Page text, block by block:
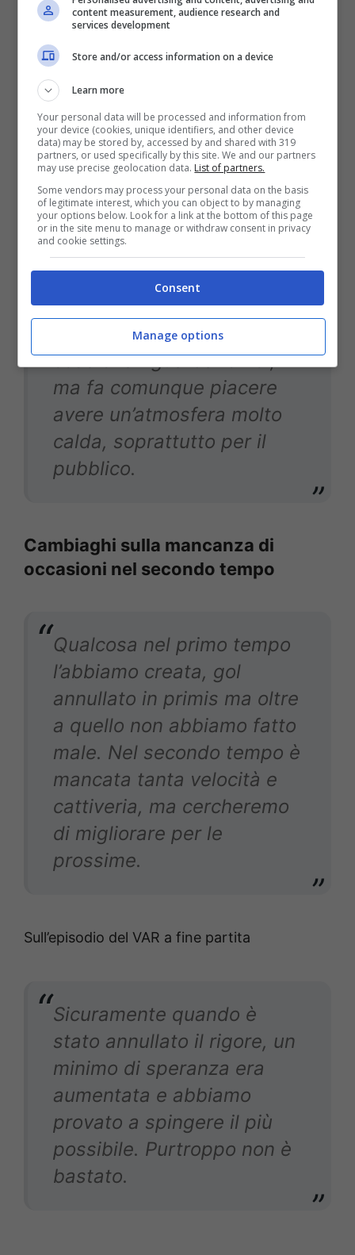
migliorare il nostro gioco
anche per quello che ci
Sulla mancanza del tifo della curva e dei cori
che rendono San Siro unico:
Non avere i tifosi è diverso,
ma quanto siamo in campo
siamo molto concentrati
sulla partita. Non sono
cose che riguardano noi,
ma fa comunque piacere
avere un’atmosfera molto
calda, soprattutto per il
pubblico.
Cambiaghi sulla mancanza di
occasioni nel secondo tempo
Qualcosa nel primo tempo
l’abbiamo creata, gol
annullato in primis ma oltre
a quello non abbiamo fatto
male. Nel secondo tempo è
mancata tanta velocità e
cattiveria, ma cercheremo
di migliorare per le
prossime.
Sull’episodio del VAR a fine partita
Sicuramente quando è
stato annullato il rigore, un
minimo di speranza era
aumentata e abbiamo
provato a spingere il più
possibile. Purtroppo non è
bastato.
content measurement, audience research and
services development
Store and/or access information on a device
Learn more
Your personal data will be processed and information from
your device (cookies, unique identifiers, and other device
data) may be stored by, accessed by and shared with 319
partners, or used specifically by this site. We and our partners
may use precise geolocation data. List of partners.
Some vendors may process your personal data on the basis
of legitimate interest, which you can object to by managing
your options below. Look for a link at the bottom of this page
or in the site menu to manage or withdraw consent in privacy
and cookie settings.
Consent
Manage options